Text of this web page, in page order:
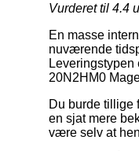
Vurderet til 4.4
En masse
nuværende
20N2HM0
Du burde tillige
en sjat mere
være selv at